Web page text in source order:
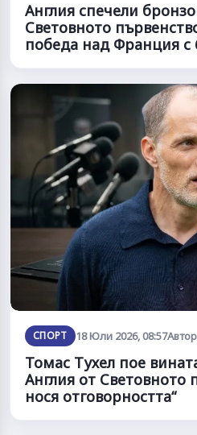
Англия спечели
Световното
победа над Франция с
СПОРТ 18 Юли 2026, 08:57
Томас Тухел пое
Англия от Световното
нося отговорността“